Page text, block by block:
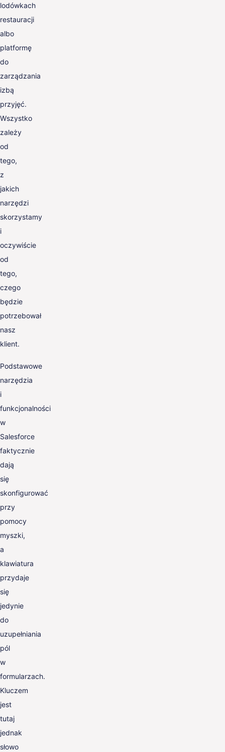
lodówkach
restauracji
albo
platformę
do
zarządzania
izbą
przyjęć.
Wszystko
zależy
od
tego,
z
jakich
narzędzi
skorzystamy
i
oczywiście
od
tego,
czego
będzie
potrzebował
nasz
klient.
Podstawowe
narzędzia
i
funkcjonalności
w
Salesforce
faktycznie
dają
się
skonfigurować
przy
pomocy
myszki,
a
klawiatura
przydaje
się
jedynie
do
uzupełniania
pól
w
formularzach.
Kluczem
jest
tutaj
jednak
słowo